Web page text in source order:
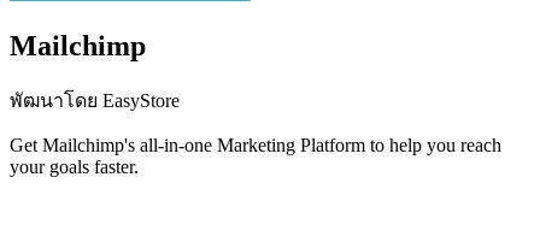
Mailchimp
พัฒนาโดย EasyStore
Get Mailchimp's all-in-one Marketing Platform to help you reach
your goals faster.